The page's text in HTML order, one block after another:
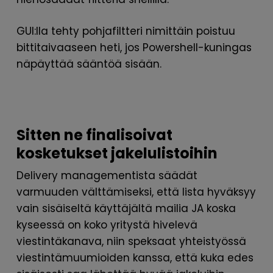
GUI:lla tehty pohjafiltteri nimittäin poistuu
bittitaivaaseen heti, jos Powershell-kuningas
näpäyttää sääntöä sisään.
Sitten ne finalisoivat
kosketukset jakelulistoihin
Delivery managementista säädät
varmuuden välttämiseksi, että lista hyväksyy
vain sisäiseltä käyttäjältä mailia JA koska
kyseessä on koko yritystä hivelevä
viestintäkanava, niin speksaat yhteistyössä
viestintämuumioiden kanssa, että kuka edes